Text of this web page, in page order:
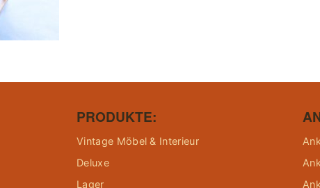
PRODUKTE:
Vintage Möbel & Interieur
Deluxe
Lager